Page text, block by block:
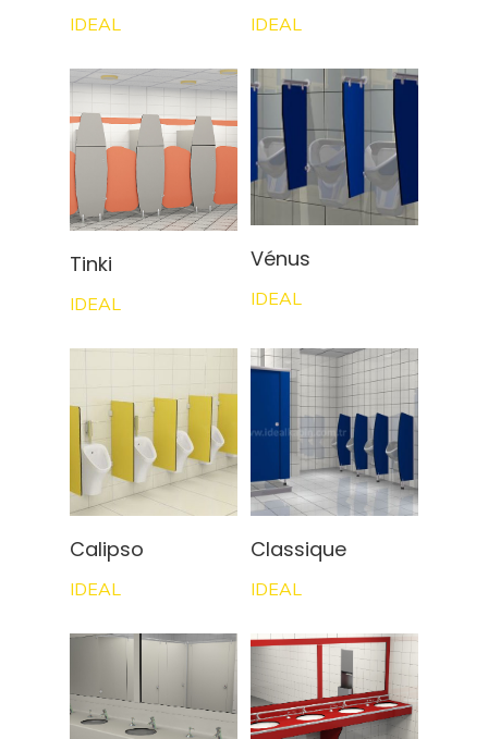
IDEAL IDEAL
Tinki
IDEAL
Vénus
IDEAL
Calipso
IDEAL
Classique
IDEAL